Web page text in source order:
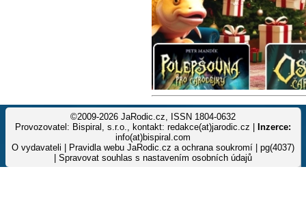
©2009-2026 JaRodic.cz, ISSN 1804-0632
Provozovatel: Bispiral, s.r.o., kontakt: redakce(at)jarodic.cz |
Inzerce:
info(at)bispiral.com
O vydavateli
Pravidla webu JaRodic.cz a ochrana soukromí | pg(4037)
Spravovat souhlas s nastavením osobních údajů